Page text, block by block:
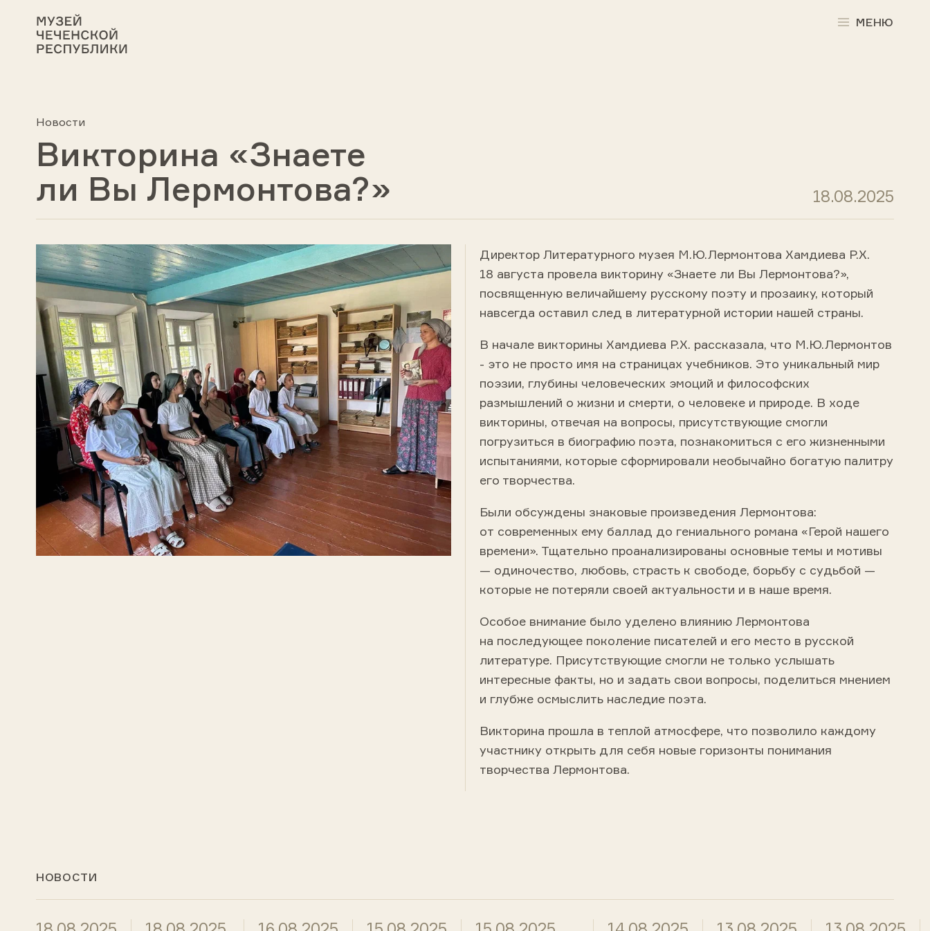
МЕНЮ
Новости
Викторина «Знаете
ли Вы Лермонтова?»
18.08.2025
Директор Литературного музея М.Ю.Лермонтова Хамдиева Р.Х.
18 августа провела викторину «Знаете ли Вы Лермонтова?»,
посвященную величайшему русскому поэту и прозаику, который
навсегда оставил след в литературной истории нашей страны.
В начале викторины Хамдиева Р.Х. рассказала, что М.Ю.Лермонтов
- это не просто имя на страницах учебников. Это уникальный мир
поэзии, глубины человеческих эмоций и философских
размышлений о жизни и смерти, о человеке и природе. В ходе
викторины, отвечая на вопросы, присутствующие смогли
погрузиться в биографию поэта, познакомиться с его жизненными
испытаниями, которые сформировали необычайно богатую палитру
его творчества.
Были обсуждены знаковые произведения Лермонтова:
от современных ему баллад до гениального романа «Герой нашего
времени». Тщательно проанализированы основные темы и мотивы
— одиночество, любовь, страсть к свободе, борьбу с судьбой —
которые не потеряли своей актуальности и в наше время.
Особое внимание было уделено влиянию Лермонтова
на последующее поколение писателей и его место в русской
литературе. Присутствующие смогли не только услышать
интересные факты, но и задать свои вопросы, поделиться мнением
и глубже осмыслить наследие поэта.
Викторина прошла в теплой атмосфере, что позволило каждому
участнику открыть для себя новые горизонты понимания
творчества Лермонтова.
НОВОСТИ